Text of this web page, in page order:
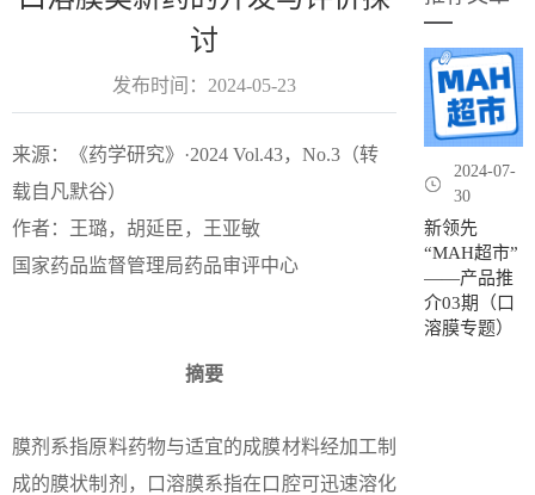
讨
发布时间：2024-05-23
来源：《药学研究》·2024 Vol.43，No.3（转
载自凡默谷）
作者：王璐，胡延臣，王亚敏
国家药品监督管理局药品审评中心
摘要
膜剂系指原料药物与适宜的成膜材料经加工制
成的膜状制剂，口溶膜系指在口腔可迅速溶化
2024-07-
30
新领先
“MAH超市”
——产品推
介03期（口
溶膜专题）